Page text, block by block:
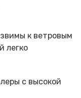
к ветровым
легко
с высокой